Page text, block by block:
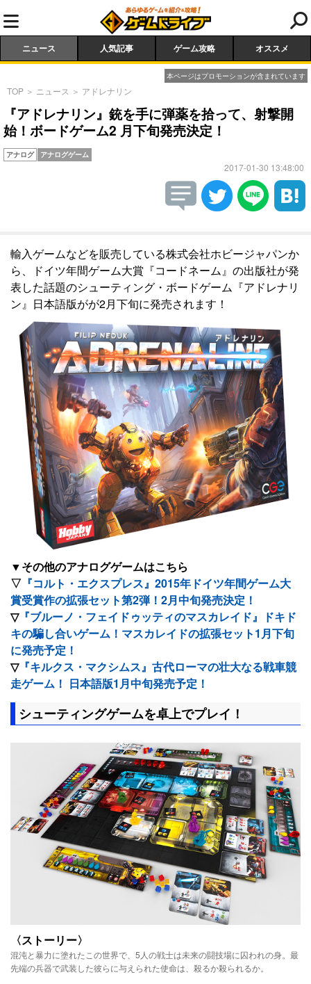
ニュース 人気記事 ゲーム攻略 オススメ
本ページはプロモーションが含まれています
TOP ＞ ニュース ＞ アドレナリン
『アドレナリン』銃を手に弾薬を拾って、射撃開
始！ボードゲーム2 月下旬発売決定！
アナログ アナログゲーム
2017-01-30 13:48:00
輸入ゲームなどを販売している株式会社ホビージャパンか
ら、ドイツ年間ゲーム大賞『コードネーム』の出版社が発
表した話題のシューティング・ボードゲーム『アドレナリ
ン』日本語版がが2月下旬に発売されます！
▼その他のアナログゲームはこちら
▽ 『コルト・エクスプレス』2015年ドイツ年間ゲーム大
賞受賞作の拡張セット第2弾！2月中旬発売決定！
▽『ブルーノ・フェイドゥッティのマスカレイド』ドキド
キの騙し合いゲーム！マスカレイドの拡張セット1月下旬
に発売予定！
▽『キルクス・マクシムス』古代ローマの壮大なる戦車競
走ゲーム！ 日本語版1月中旬発売予定！
シューティングゲームを卓上でプレイ！
〈ストーリー〉
混沌と暴力に塗れたこの世界で、5人の戦士は未来の闘技場に囚われの身。最
先端の兵器で武装した彼らに与えられた使命は、殺るか殺られるか。